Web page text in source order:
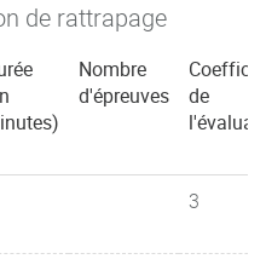
de rattrapage
Nombre
d'épreuves
de
3